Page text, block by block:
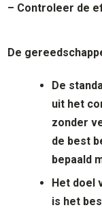
– Controleer de
De
De s
uit het
zonder
de best
bepaald
Het doel
is het